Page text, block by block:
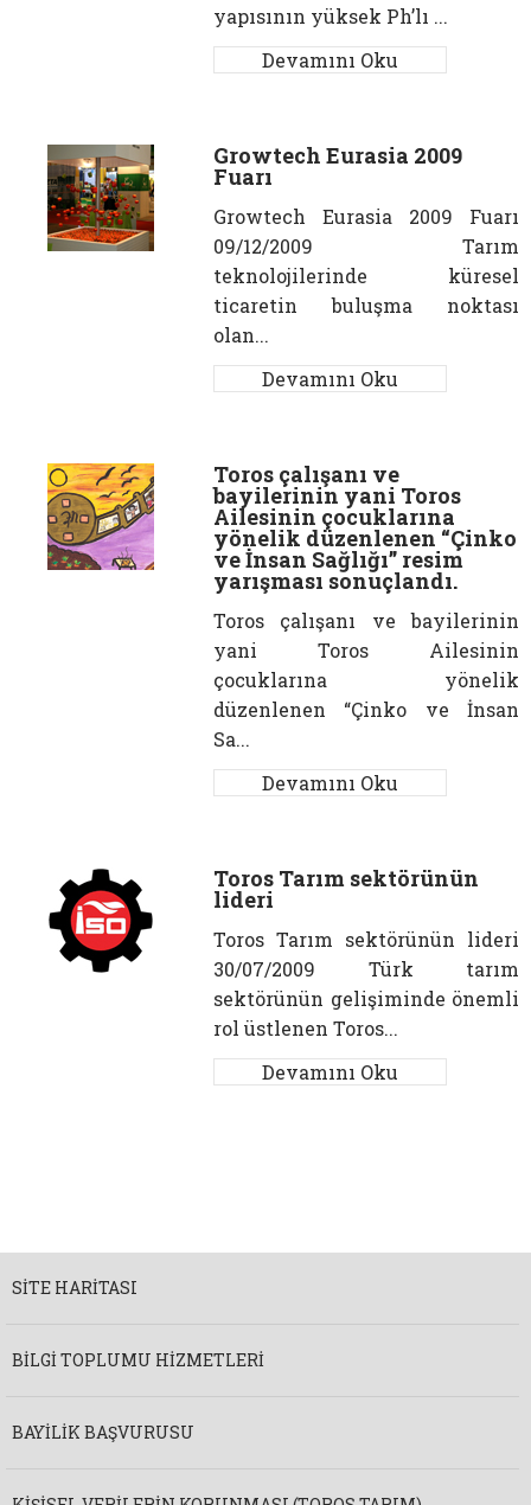
yapısının yüksek Ph’lı ...
Devamını Oku
Growtech Eurasia 2009
Fuarı
Growtech Eurasia 2009 Fuarı
09/12/2009 Tarım
teknolojilerinde küresel
ticaretin buluşma noktası
olan...
Devamını Oku
Toros çalışanı ve
bayilerinin yani Toros
Ailesinin çocuklarına
yönelik düzenlenen “Çinko
ve İnsan Sağlığı” resim
yarışması sonuçlandı.
Toros çalışanı ve bayilerinin
yani Toros Ailesinin
çocuklarına yönelik
düzenlenen “Çinko ve İnsan
Sa...
Devamını Oku
Toros Tarım sektörünün
lideri
Toros Tarım sektörünün lideri
30/07/2009 Türk tarım
sektörünün gelişiminde önemli
rol üstlenen Toros...
Devamını Oku
SITE HARITASI
BILGI TOPLUMU HIZMETLERI
BAYILIK BAŞVURUSU